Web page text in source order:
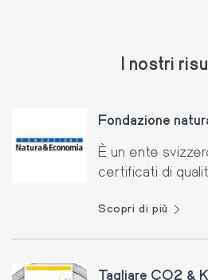
I nostri
Fondazione
È un ente
certificati di
aree.
Scopri di più
Tagliare CO2 &